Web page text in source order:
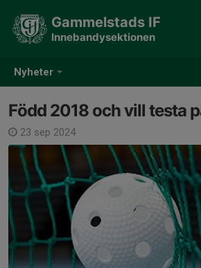
Nyheter
Gammelstads IF
Innebandysektionen
Född 2018 och vill testa
23 sep 2024